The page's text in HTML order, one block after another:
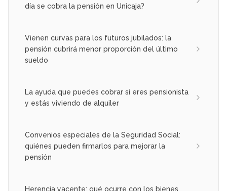
día se cobra la pensión en Unicaja?
Vienen curvas para los futuros jubilados: la
pensión cubrirá menor proporción del último
sueldo
La ayuda que puedes cobrar si eres pensionista
y estás viviendo de alquiler
Convenios especiales de la Seguridad Social:
quiénes pueden firmarlos para mejorar la
pensión
Herencia yacente: qué ocurre con los bienes